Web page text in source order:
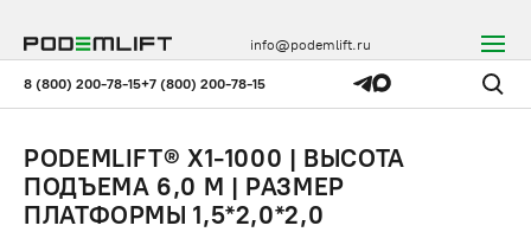
8 (800) 200-78-15+7 (800) 200-78-15
info@podemlift.ru
PODEMLIFT® X1-1000 | ВЫСОТА
ПОДЪЕМА 6,0 М | РАЗМЕР
ПЛАТФОРМЫ 1,5*2,0*2,0